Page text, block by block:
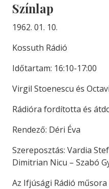
Színlap
1962. 01. 10.
Kossuth Rádió
Időtartam: 16:10-17:00
Virgil Stoenescu és
Rádióra fordította és
Rendező: Déri Éva
Szereposztás: Vardia
Dimitrian Nicu – Szabó
Az Ifjúsági Rádió műsora